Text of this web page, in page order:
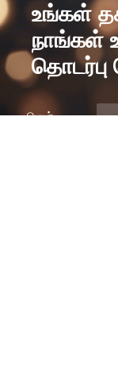
உங்கள்
நாங்கள்
பெயர்
TAM